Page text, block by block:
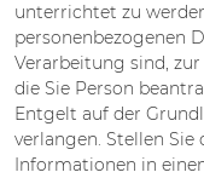
unterrichtet zu
personenbezogenen
Verarbeitung sind,
die Sie Person
Entgelt auf der
verlangen. Stellen
Informationen in